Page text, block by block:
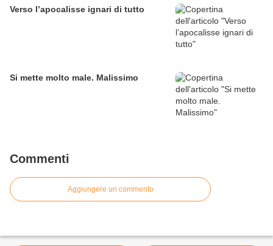
Verso l’apocalisse ignari di tutto
Si mette molto male. Malissimo
Commenti
Aggiungere un commento